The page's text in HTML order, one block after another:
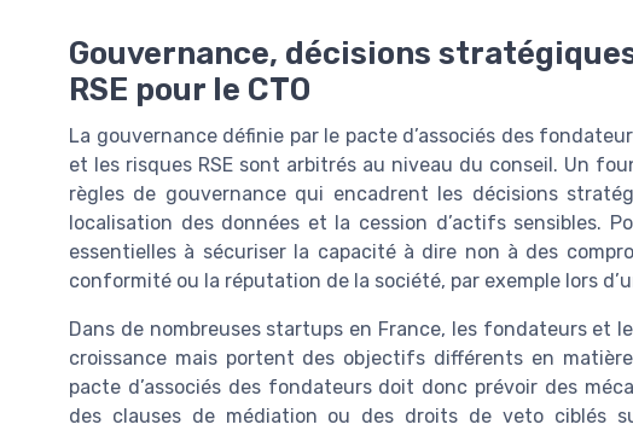
Gouvernance, décisions
RSE pour le CTO
La gouvernance définie par le pacte d’associés des
et les risques RSE sont arbitrés au niveau du conseil. Un
règles de gouvernance qui encadrent les décisions
localisation des données et la cession d’actifs sensibles.
essentielles à sécuriser la capacité à dire non à des
conformité ou la réputation de la société, par exemple lors
Dans de nombreuses startups en France, les fondateurs et
croissance mais portent des objectifs différents en
pacte d’associés des fondateurs doit donc prévoir des
des clauses de médiation ou des droits de veto ciblés